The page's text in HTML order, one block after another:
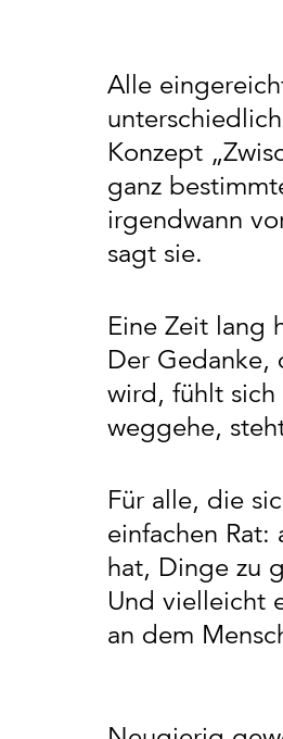
Alle
Konzept
ganz
irgendwann
sagt sie.
Eine Zeit lang
Der
wird, fühlt sich
weggehe,
Für alle, die
einfachen Rat:
hat, Dinge zu
Und vielleicht
an dem